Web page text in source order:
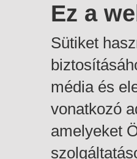
Ez a
Sütiket
média és
vonatkozó
amelyeket